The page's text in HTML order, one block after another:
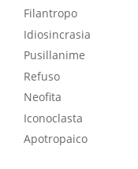
Filantropo
Idiosincrasia
Pusillanime
Refuso
Neofita
Iconoclasta
Apotropaico